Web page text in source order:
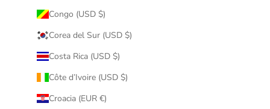
Congo (USD $)
Corea del Sur (USD $)
Costa Rica (USD $)
Côte d’Ivoire (USD $)
Croacia (EUR €)